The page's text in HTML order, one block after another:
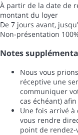
À partir de la date de
montant du loyer
De 7 jours avant,
Non-présentation
Notes
Nous vous
réceptive une
communiquer
cas échéant)
Une fois arrivé
vous rendre
point de rendez-